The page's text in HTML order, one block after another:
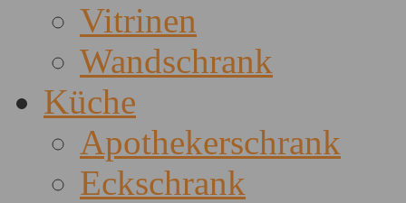
Vitrinen
Wandschrank
Küche
Apothekerschrank
Eckschrank